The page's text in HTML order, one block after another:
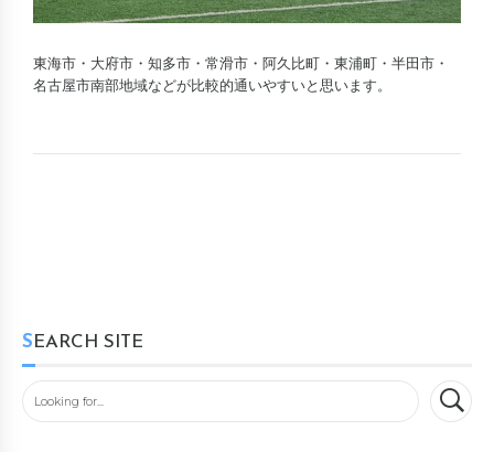
東海市・大府市・知多市・常滑市・阿久比町・東浦町・半田市・
名古屋市南部地域などが比較的通いやすいと思います。
SEARCH SITE